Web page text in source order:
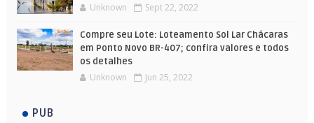
Unknown Sept 22, 2022
Compre seu Lote: Loteamento Sol Lar Chácaras
em Ponto Novo BR-407; confira valores e todos
os detalhes
Unknown Jun 25, 2022
PUB